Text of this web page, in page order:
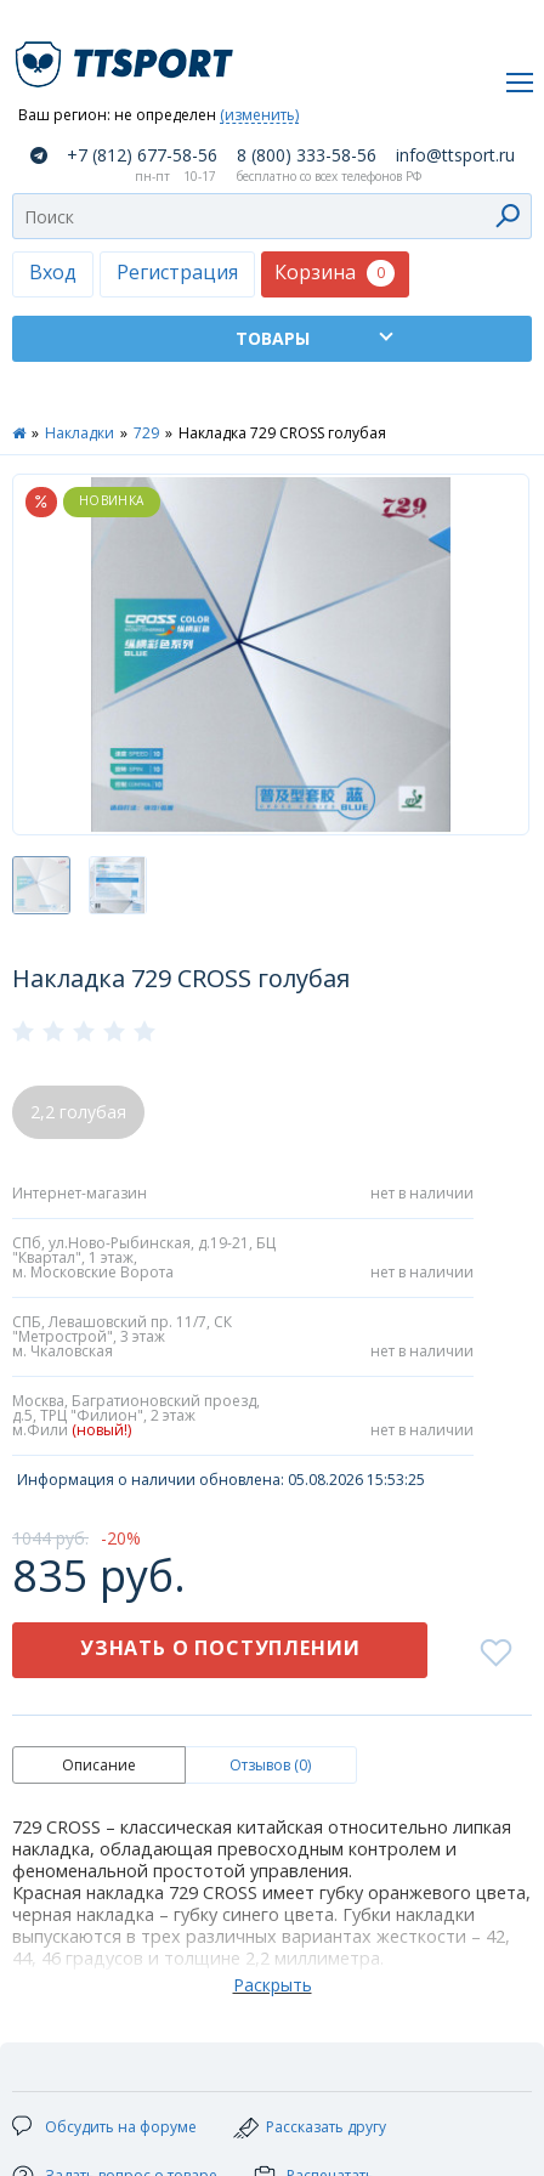
Ваш регион: не определен (изменить)
Вход Регистрация Корзина 0
компании
Как
сделать
заказ
Оплата
доставка
Москва
Дилеры
+7 (812) 677-58-56 8 (800) 333-58-56 info@ttsport.ru
пн-пт 10-17 бесплатно со всех телефонов РФ
» Накладки » 729 » Накладка 729 CROSS голубая
Накладка 729 CROSS голубая
2,2 голубая
Интернет-магазин нет в наличии
СПб, ул.Ново-Рыбинская, д.19-21, БЦ
"Квартал", 1 этаж,
м. Московские Ворота нет в наличии
СПБ, Левашовский пр. 11/7, СК
"Метрострой", 3 этаж
м. Чкаловская нет в наличии
Москва, Багратионовский проезд,
д.5, ТРЦ "Филион", 2 этаж
м.Фили (новый!) нет в наличии
Информация о наличии обновлена: 05.08.2026 15:53:25
1044 руб. 20
835 руб.
УЗНАТЬ О ПОСТУПЛЕНИИ
Описание Отзывов (0)
729 CROSS – классическая китайская относительно липкая
накладка, обладающая превосходным контролем и
феноменальной простотой управления.
Красная накладка 729 CROSS имеет губку оранжевого цвета,
черная накладка – губку синего цвета. Губки накладки
выпускаются в трех различных вариантах жесткости – 42,
44, 46 градусов и толщине 2,2 миллиметра.
В настоящее время 729 CROSS предлагается с самым
мягким вариантом жесткости губки – 42 градуса. Обладает
обладает высокой скоростью и сильным вращением.
Позволяет легко начинать атаку. Подходит также для
быстрой атаки накатом и топспином. Накладка 729 CROSS
Обсудить на форуме Рассказать другу